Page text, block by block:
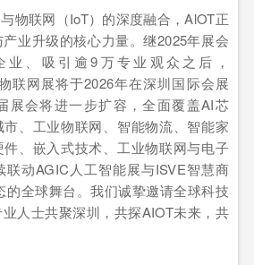
物联网（IoT）的深度融合，AlOT正
业升级的核心力量。继2025年展会
业、吸引逾9万专业观众之后，
联网展将于2026年在深圳国际会展
展会将进一步扩容，全面覆盖AI芯
、工业物联网、智能物流、智能家
、嵌入式技术、工业物联网与电子
动AGIC人工智能展与ISVE智慧商
的全球舞台。我们诚挚邀请全球科技
人士共聚深圳，共探AIOT未来，共